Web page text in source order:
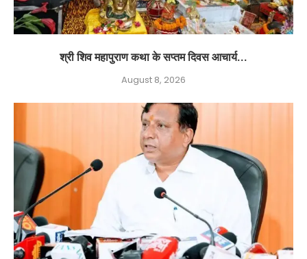
श्री शिव महापुराण कथा के सप्तम दिवस आचार्य...
August 8, 2026